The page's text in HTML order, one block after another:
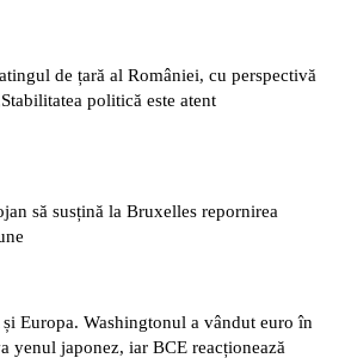
de țară al României, cu perspectivă
politică este atent
să susțină la Bruxelles repornirea
Europa. Washingtonul a vândut euro în
yenul japonez, iar BCE reacționează